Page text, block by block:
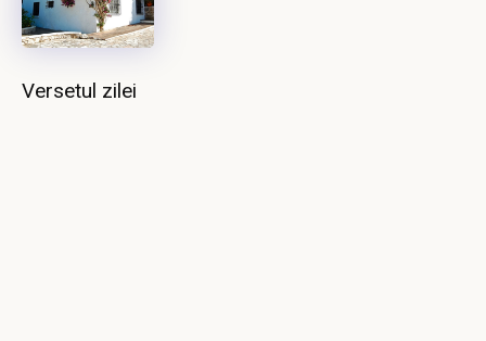
Versetul zilei